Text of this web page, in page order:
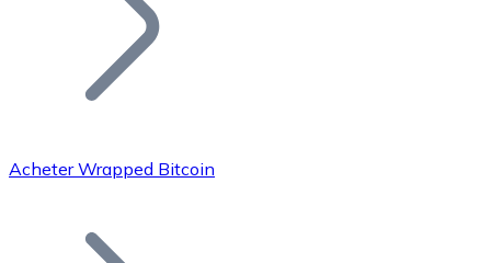
Bitcoin
Acheter Wrapped Bitcoin